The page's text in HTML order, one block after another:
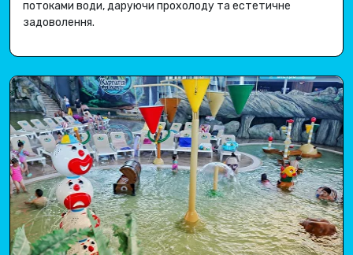
потоками води, даруючи прохолоду та естетичне
задоволення.